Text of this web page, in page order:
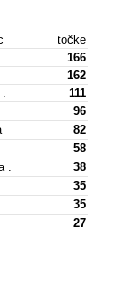
točke
166
162
.
111
96
82
58
.
38
35
35
27